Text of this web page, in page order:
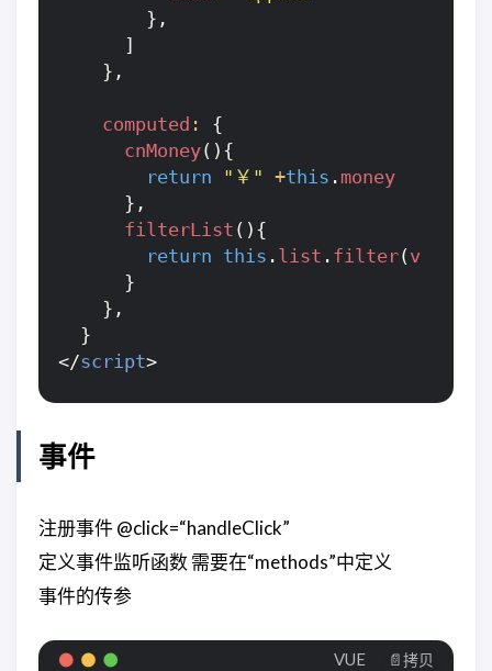
},
]
},
computed :
{
cnMoney(){
return
"￥" +this . money
},
filterList (){
return this . list . filter(v
}
},
}
</script>
事件
注册事件 @click=“handleClick”
定义事件监听函数 需要在“methods”中定义
事件的传参
📄拷贝
VUE